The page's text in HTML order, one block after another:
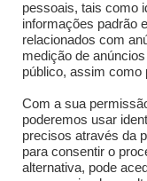
JOHN D.
Funding / Home
pessoais, tais como
informações padrão
relacionados com
medição de
público, assim como
Com a sua
poderemos usar
precisos através da
para consentir o
alternativa, pode